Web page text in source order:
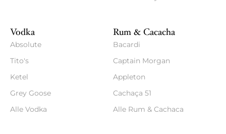
Vodka
Absolute
Tito's
Ketel
Grey Goose
Alle Vodka
Rum & Cacacha
Bacardi
Captain Morgan
Appleton
Cachaça 51
Alle Rum & Cachaca